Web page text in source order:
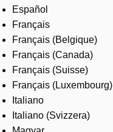
Español
Français
Français (Belgique)
Français (Canada)
Français (Suisse)
Français (Luxembourg)
Italiano
Italiano (Svizzera)